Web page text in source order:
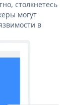
столкнетесь
могут
в